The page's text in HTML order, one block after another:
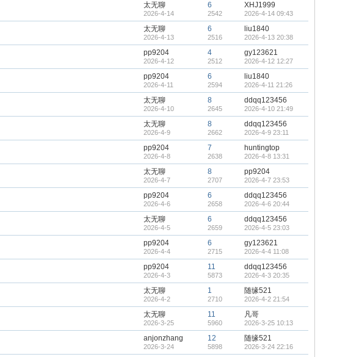
太无聊
2026-4-14
6
2542
XHJ1999
2026-4-14 09:43
太无聊
2026-4-13
6
2516
liu1840
2026-4-13 20:38
pp9204
2026-4-12
4
2512
gy123621
2026-4-12 12:27
pp9204
2026-4-11
6
2594
liu1840
2026-4-11 21:26
太无聊
2026-4-10
8
2645
ddqq123456
2026-4-10 21:49
太无聊
2026-4-9
8
2662
ddqq123456
2026-4-9 23:11
pp9204
2026-4-8
7
2638
huntingtop
2026-4-8 13:31
太无聊
2026-4-7
8
2707
pp9204
2026-4-7 23:53
pp9204
2026-4-6
6
2658
ddqq123456
2026-4-6 20:44
太无聊
2026-4-5
6
2659
ddqq123456
2026-4-5 23:03
pp9204
2026-4-4
6
2715
gy123621
2026-4-4 11:08
pp9204
2026-4-3
11
5873
ddqq123456
2026-4-3 20:35
太无聊
2026-4-2
1
2710
随缘521
2026-4-2 21:54
太无聊
2026-3-25
11
5960
凡哥
2026-3-25 10:13
anjonzhang
2026-3-24
12
5898
随缘521
2026-3-24 22:16